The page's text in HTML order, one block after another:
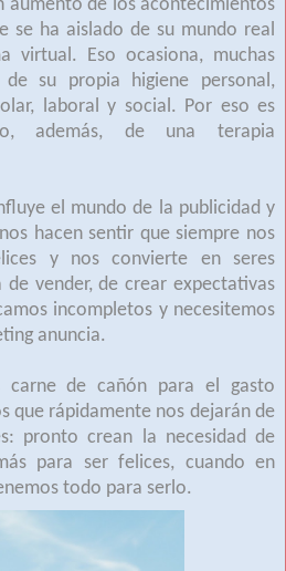
aumento de los acontecimientos
se ha aislado de su mundo real
virtual. Eso ocasiona, muchas
su propia higiene personal,
laboral y social. Por eso es
además, de una terapia
el mundo de la publicidad y
hacen sentir que siempre nos
y nos convierte en seres
vender, de crear expectativas
incompletos y necesitemos
anuncia.
carne de cañón para el gasto
que rápidamente nos dejarán de
pronto crean la necesidad de
para ser felices, cuando en
todo para serlo.